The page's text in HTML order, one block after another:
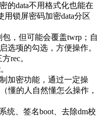
的data不用格式化也能在
用锁屏密码加密data分区
，但可能会覆盖twrp；自
选项的勾选，方便操作。
rec。
加密功能，通过一定操
懂的人自然懂怎么操作，
统、签名boot、去除dm校